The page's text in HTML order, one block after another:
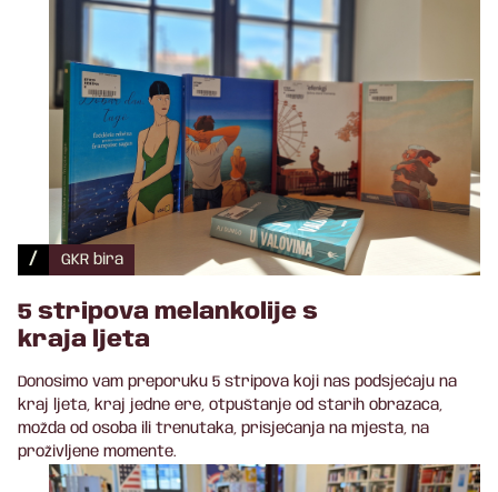
/ GKR bira
5 stripova melankolije s
kraja ljeta
Donosimo vam preporuku 5 stripova koji nas podsjećaju na
kraj ljeta, kraj jedne ere, otpuštanje od starih obrazaca,
možda od osoba ili trenutaka, prisjećanja na mjesta, na
proživljene momente.